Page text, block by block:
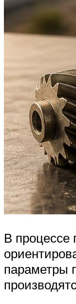
В процессе
параметры